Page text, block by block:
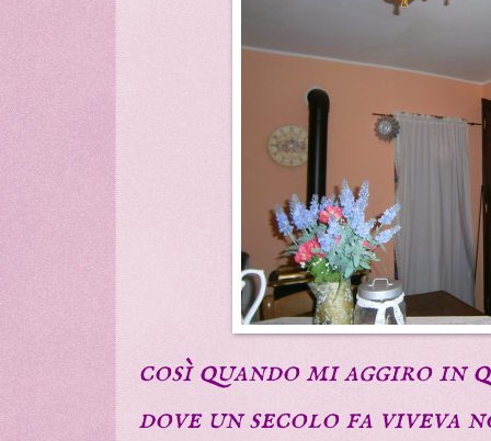
così quando mi aggiro in
dove un secolo fa viveva